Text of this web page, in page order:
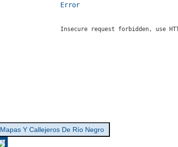
Error
Insecure request forbidden, use
Mapas Y Callejeros De Río Negro